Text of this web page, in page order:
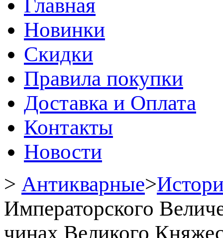
Главная
Новинки
Скидки
Правила покупки
Доставка и Оплата
Контакты
Новости
> Антикварные>
Императорского
чинах Великого